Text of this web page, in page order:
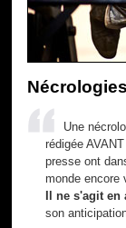
Une
rédigée
presse ont
monde encore
Il ne s'agit en
son